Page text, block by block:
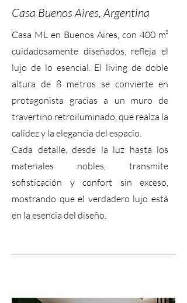
Casa Buenos Aires, Argentina
Casa ML en Buenos Aires, con 400 m²
cuidadosamente diseñados, refleja el
lujo de lo esencial. El living de doble
altura de 8 metros se convierte en
protagonista gracias a un muro de
travertino retroiluminado, que realza la
calidez y la elegancia del espacio.
Cada detalle, desde la luz hasta los
materiales nobles, transmite
sofisticación y confort sin exceso,
mostrando que el verdadero lujo está
en la esencia del diseño.